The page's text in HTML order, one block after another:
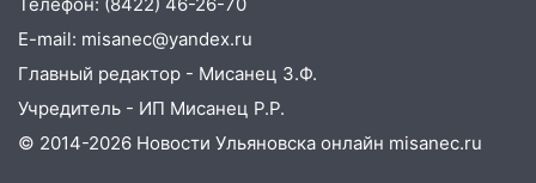
пытаются расчистить ливнёвки, не
дождавшись коммунальщиков
14:16 Шторм продолжает ломать город:
на улице Любови Шевцовой рухнул
светофор
E-mail: misanec@yandex.ru
Главный редактор - Мисанец З.Ф.
Учредитель - ИП Мисанец Р.Р.
© 2014-2026 Новости Ульяновска онлайн misanec.ru